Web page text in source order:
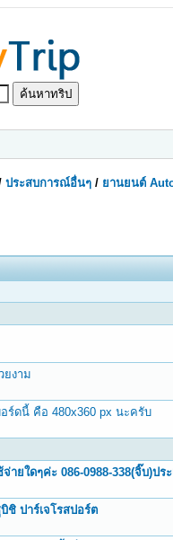
ประสบการณ์อื่นๆ / ยานยนต์
ยงาม
ร์ดนี้ คือ 480x360 px นะครับ
ายใดๆค่ะ 086-0988-338(จิ๊บ)ป
0 Vote(s) - 0 out of
1 23
ปาร์เจโรสปอร์ต0 Vote(s) - 0 out of 5